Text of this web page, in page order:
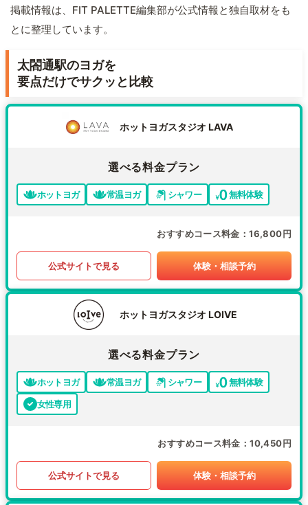
掲載情報は、FIT PALETTE編集部が公式情報と独自取材をも
とに整理しています。
太閤通駅のヨガを
要点だけでサクッと比較
ホットヨガスタジオ LAVA
選べる料金プラン
ホットヨガ 常温ヨガ シャワー 無料体験
おすすめコース料金 16,800円
公式サイトで見る 体験・相談予約
ホットヨガスタジオ LOIVE
選べる料金プラン
ホットヨガ 常温ヨガ シャワー
無料体験
女性専用
おすすめコース料金 10,450円
公式サイトで見る 体験・相談予約